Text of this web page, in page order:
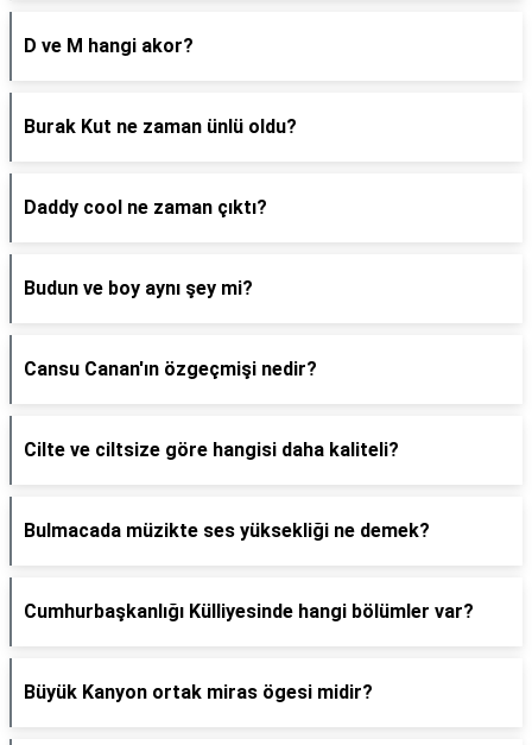
D ve M hangi akor?
Burak Kut ne zaman ünlü oldu?
Daddy cool ne zaman çıktı?
Budun ve boy aynı şey mi?
Cansu Canan'ın özgeçmişi nedir?
Cilte ve ciltsize göre hangisi daha kaliteli?
Bulmacada müzikte ses yüksekliği ne demek?
Cumhurbaşkanlığı Külliyesinde hangi bölümler var?
Büyük Kanyon ortak miras ögesi midir?